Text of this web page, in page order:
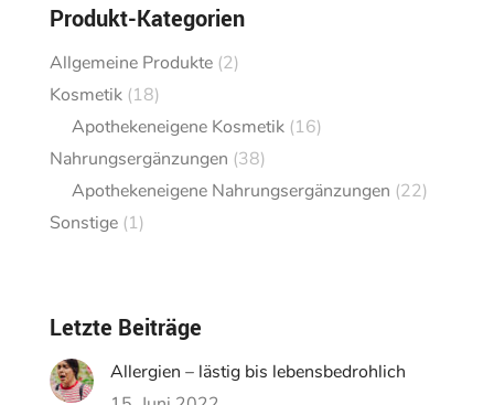
Produkt-Kategorien
Allgemeine Produkte (2)
Kosmetik (18)
Apothekeneigene Kosmetik (16)
Nahrungsergänzungen (38)
Apothekeneigene Nahrungsergänzungen (22)
Sonstige (1)
Letzte Beiträge
Allergien – lästig bis lebensbedrohlich